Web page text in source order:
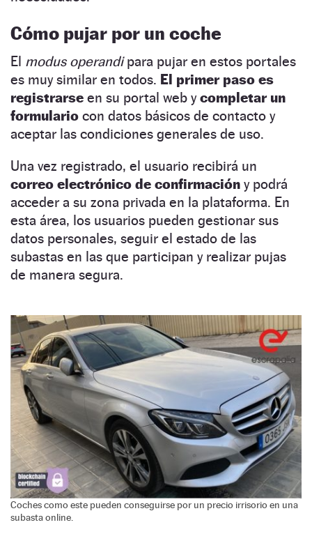
Cómo pujar por un coche
El modus operandipara pujar en estos portales
es muy similar en todos. El primer paso es
registrarse en su portal web ycompletar un
formulario con datos básicos de contacto y
aceptar las condiciones generales de uso.
Una vez registrado, el usuario recibirá un
correo electrónico de confirmación y podrá
acceder a su zona privada en la plataforma. En
esta área, los usuarios pueden gestionar sus
datos personales, seguir el estado de las
subastas en las que participan y realizar pujas
de manera segura.
Coches como este pueden conseguirse por un precio irrisorio en una
subasta online.